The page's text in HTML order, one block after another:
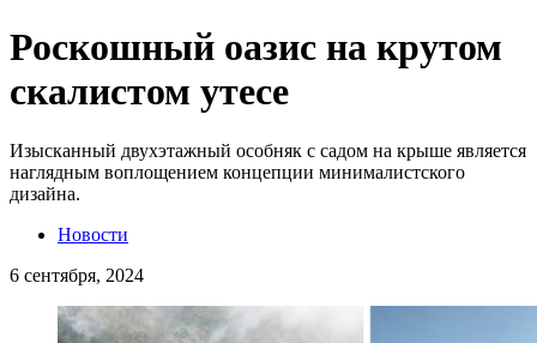
Роскошный оазис на крутом
скалистом утесе
Изысканный двухэтажный особняк с садом на крыше является
наглядным воплощением концепции минималистского
дизайна.
Новости
6 сентября, 2024